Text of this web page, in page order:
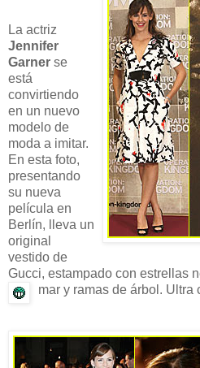
La actriz
Jennifer
Garner se
está
convirtiendo
en un nuevo
modelo de
moda a imitar.
En esta foto,
presentando
su nueva
película en
Berlín, lleva un
original
vestido de
Gucci, estampado con estrellas
mar y ramas de árbol. Ultra